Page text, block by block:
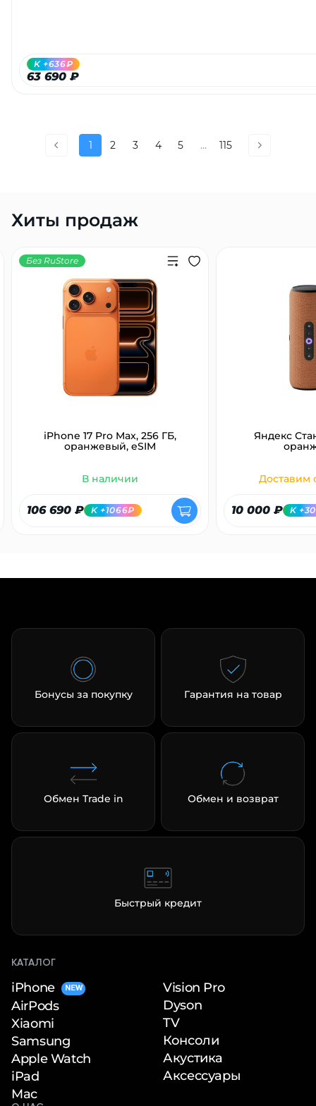
63 690 ₽
K +636₽
1 2 3 4 5 ... 115
Хиты продаж
Без RuStore
iPhone 17 Pro Max, 256 ГБ,
оранжевый, eSIM
В наличии
106 690 ₽ K +1066₽
Яндекс
Доставим
10 000 ₽ K
Бонусы за покупку Гарантия на товар
Обмен Trade in Обмен и возврат
Быстрый кредит
КАТАЛОГ
iPhone NEW
AirPods
Xiaomi
Samsung
Apple Watch
iPad
Mac
Vision Pro
Dyson
TV
Консоли
Акустика
Аксессуары